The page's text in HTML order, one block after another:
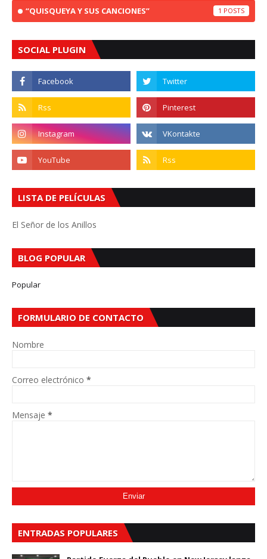
“QUISQUEYA Y SUS CANCIONES” 1
SOCIAL PLUGIN
LISTA DE PELÍCULAS
El Señor de los Anillos
BLOG POPULAR
Popular
FORMULARIO DE CONTACTO
Nombre
Correo electrónico *
Mensaje *
ENTRADAS POPULARES